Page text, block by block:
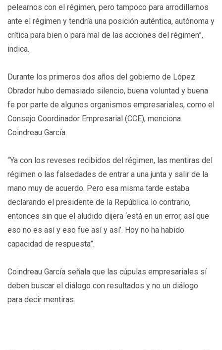
pelearnos con el régimen, pero tampoco para arrodillarnos
ante el régimen y tendría una posición auténtica, autónoma y
crítica para bien o para mal de las acciones del régimen”,
indica.
Durante los primeros dos años del gobierno de López
Obrador hubo demasiado silencio, buena voluntad y buena
fe por parte de algunos organismos empresariales, como el
Consejo Coordinador Empresarial (CCE), menciona
Coindreau García.
“Ya con los reveses recibidos del régimen, las mentiras del
régimen o las falsedades de entrar a una junta y salir de la
mano muy de acuerdo. Pero esa misma tarde estaba
declarando el presidente de la República lo contrario,
entonces sin que el aludido dijera ‘está en un error, así que
eso no es así y eso fue así y así’. Hoy no ha habido
capacidad de respuesta”.
Coindreau García señala que las cúpulas empresariales sí
deben buscar el diálogo con resultados y no un diálogo
para decir mentiras.